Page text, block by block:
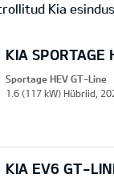
Kia
KIA SPORTAGE
Sportage HEV GT-Line
1.6 (117 kW) Hübriid,
KIA EV6 GT-